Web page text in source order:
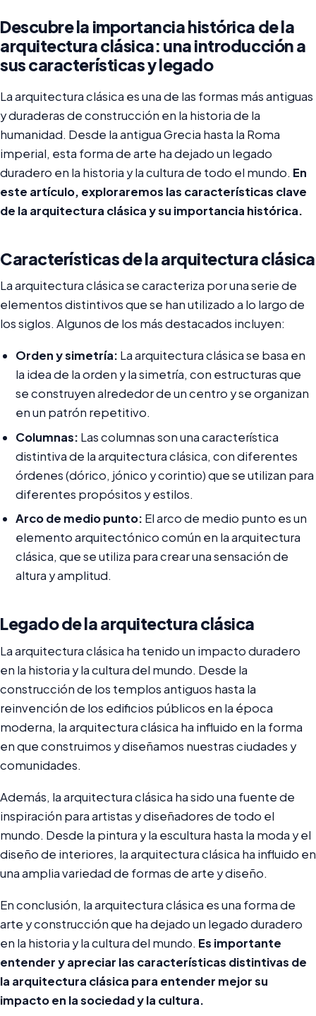
Descubre la importancia histórica de la
arquitectura clásica: una introducción a
sus características y legado
La arquitectura clásica es una de las formas más antiguas
y duraderas de construcción en la historia de la
humanidad. Desde la antigua Grecia hasta la Roma
imperial, esta forma de arte ha dejado un legado
duradero en la historia y la cultura de todo el mundo. En
este artículo, exploraremos las características clave
de la arquitectura clásica y su importancia histórica.
Características de la arquitectura clásica
La arquitectura clásica se caracteriza por una serie de
elementos distintivos que se han utilizado a lo largo de
los siglos. Algunos de los más destacados incluyen:
Orden y simetría: La arquitectura clásica se basa en
la idea de la orden y la simetría, con estructuras que
se construyen alrededor de un centro y se organizan
en un patrón repetitivo.
Columnas: Las columnas son una característica
distintiva de la arquitectura clásica, con diferentes
órdenes (dórico, jónico y corintio) que se utilizan para
diferentes propósitos y estilos.
Arco de medio punto: El arco de medio punto es un
elemento arquitectónico común en la arquitectura
clásica, que se utiliza para crear una sensación de
altura y amplitud.
Legado de la arquitectura clásica
La arquitectura clásica ha tenido un impacto duradero
en la historia y la cultura del mundo. Desde la
construcción de los templos antiguos hasta la
reinvención de los edificios públicos en la época
moderna, la arquitectura clásica ha influido en la forma
en que construimos y diseñamos nuestras ciudades y
comunidades.
Además, la arquitectura clásica ha sido una fuente de
inspiración para artistas y diseñadores de todo el
mundo. Desde la pintura y la escultura hasta la moda y el
diseño de interiores, la arquitectura clásica ha influido en
una amplia variedad de formas de arte y diseño.
En conclusión, la arquitectura clásica es una forma de
arte y construcción que ha dejado un legado duradero
en la historia y la cultura del mundo. Es importante
entender y apreciar las características distintivas de
la arquitectura clásica para entender mejor su
impacto en la sociedad y la cultura.